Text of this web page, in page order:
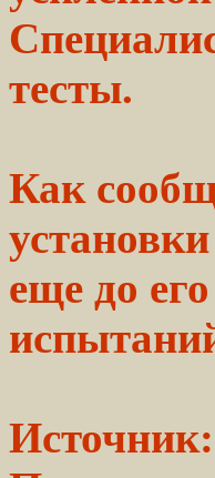
тесты.
Как
установки
еще до
Источник: